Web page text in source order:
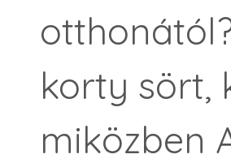
korty sört,
miközben